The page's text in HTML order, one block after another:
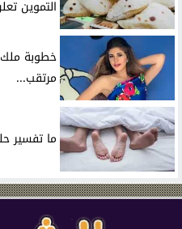
التموين
خطوبة
مرتقب...
ما تفسير